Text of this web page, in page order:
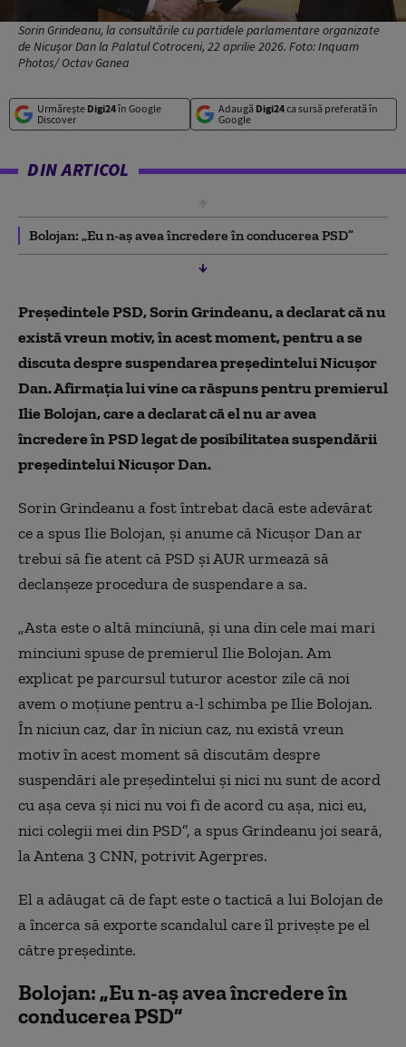
Sorin Grindeanu, la consultările cu partidele parlamentare organizate
de Nicușor Dan la Palatul Cotroceni, 22 aprilie 2026. Foto: Inquam
Photos/ Octav Ganea
Urmărește Digi24în Google
Discover
Adaugă Digi24ca sursă preferată în
Google
DIN ARTICOL
Bolojan: „Eu n-aş avea încredere în conducerea PSD”
Preşedintele PSD, Sorin Grindeanu, a declarat că nu
există vreun motiv, în acest moment, pentru a se
discuta despre suspendarea preşedintelui Nicuşor
Dan. Afirmația lui vine ca răspuns pentru premierul
Ilie Bolojan, care a declarat că el nu ar avea
încredere în PSD legat de posibilitatea suspendării
preşedintelui Nicuşor Dan.
Sorin Grindeanu a fost întrebat dacă este adevărat
ce a spus Ilie Bolojan, şi anume că Nicuşor Dan ar
trebui să fie atent că PSD şi AUR urmează să
declanşeze procedura de suspendare a sa.
„Asta este o altă minciună, şi una din cele mai mari
minciuni spuse de premierul Ilie Bolojan. Am
explicat pe parcursul tuturor acestor zile că noi
avem o moţiune pentru a-l schimba pe Ilie Bolojan.
În niciun caz, dar în niciun caz, nu există vreun
motiv în acest moment să discutăm despre
suspendări ale preşedintelui şi nici nu sunt de acord
cu aşa ceva şi nici nu voi fi de acord cu aşa, nici eu,
nici colegii mei din PSD”, a spus Grindeanu joi seară,
la Antena 3 CNN, potrivit Agerpres.
El a adăugat că de fapt este o tactică a lui Bolojan de
a încerca să exporte scandalul care îl priveşte pe el
către preşedinte.
Bolojan: „Eu n-aş avea încredere în
conducerea PSD”